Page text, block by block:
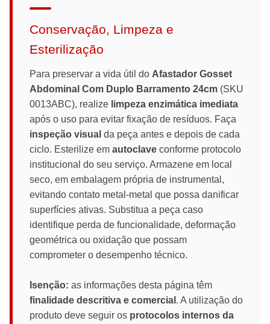
Conservação, Limpeza e
Esterilização
Para preservar a vida útil do Afastador Gosset
Abdominal Com Duplo Barramento 24cm (SKU
0013ABC), realize limpeza enzimática imediata
após o uso para evitar fixação de resíduos. Faça
inspeção visual da peça antes e depois de cada
ciclo. Esterilize em autoclave conforme protocolo
institucional do seu serviço. Armazene em local
seco, em embalagem própria de instrumental,
evitando contato metal-metal que possa danificar
superfícies ativas. Substitua a peça caso
identifique perda de funcionalidade, deformação
geométrica ou oxidação que possam
comprometer o desempenho técnico.
Isenção: as informações desta página têm
finalidade descritiva e comercial . A utilização do
produto deve seguir os protocolos internos da